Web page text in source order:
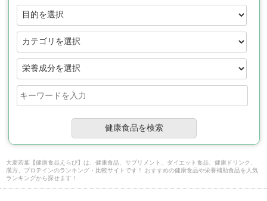
大麦若葉【健康食品えらび】は、健康食品、サプリメント、ダイエット食品、健康ドリンク、
漢方、プロテインのランキング・比較サイトです！ おすすめの健康食品や栄養補助食品を人気
ランキングから探せます！